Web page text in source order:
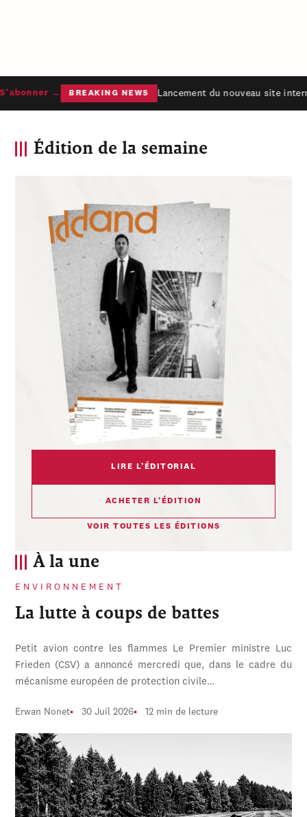
→ BREAKING NEWS Lancement du nouveau site
À la une
ENVIRONNEMENT
La lutte à coups de battes
Petit avion contre les flammes Le Premier ministre Luc
Frieden (CSV) a annoncé mercredi que, dans le cadre du
mécanisme européen de protection civile…
Erwan Nonet 30 Juil 2026 12 min de lecture
Édition de la semaine
LIRE L’ÉDITORIAL
ACHETER L’ÉDITION
VOIR TOUTES LES ÉDITIONS